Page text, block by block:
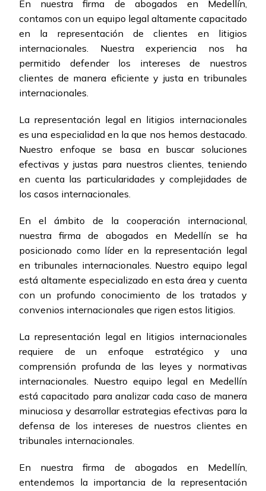
En nuestra firma de abogados en Medellín,
contamos con un equipo legal altamente capacitado
en la representación de clientes en litigios
internacionales. Nuestra experiencia nos ha
permitido defender los intereses de nuestros
clientes de manera eficiente y justa en tribunales
internacionales.
La representación legal en litigios internacionales
es una especialidad en la que nos hemos destacado.
Nuestro enfoque se basa en buscar soluciones
efectivas y justas para nuestros clientes, teniendo
en cuenta las particularidades y complejidades de
los casos internacionales.
En el ámbito de la cooperación internacional,
nuestra firma de abogados en Medellín se ha
posicionado como líder en la representación legal
en tribunales internacionales. Nuestro equipo legal
está altamente especializado en esta área y cuenta
con un profundo conocimiento de los tratados y
convenios internacionales que rigen estos litigios.
La representación legal en litigios internacionales
requiere de un enfoque estratégico y una
comprensión profunda de las leyes y normativas
internacionales. Nuestro equipo legal en Medellín
está capacitado para analizar cada caso de manera
minuciosa y desarrollar estrategias efectivas para la
defensa de los intereses de nuestros clientes en
tribunales internacionales.
En nuestra firma de abogados en Medellín,
entendemos la importancia de la representación